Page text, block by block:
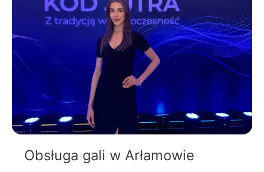
Obsługa gali w Arłamowie